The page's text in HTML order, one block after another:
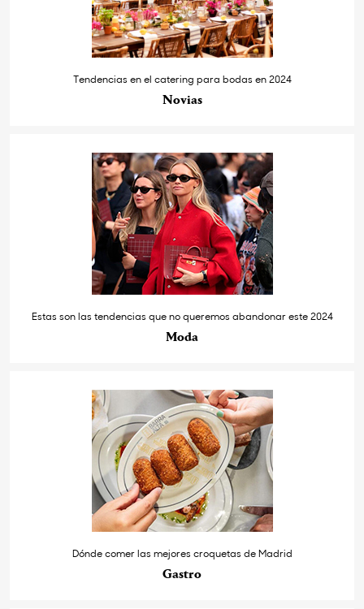
Tendencias en el catering para bodas en 2024
Novias
Estas son las tendencias que no queremos abandonar este 2024
Moda
Dónde comer las mejores croquetas de Madrid
Gastro